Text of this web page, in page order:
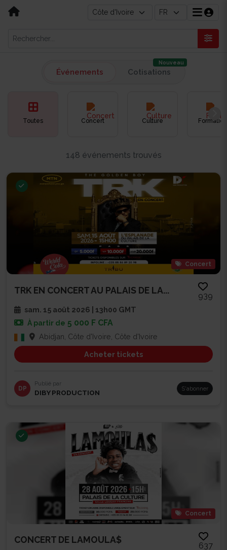
Événements Cotisations
Nouveau
Toutes Concert Culture Formation
148 événements trouvés
Concert
TRK EN CONCERT AU PALAIS DE LA...
939
sam. 15 août 2026 | 13h00 GMT
À partir de 5 000 F CFA
Abidjan, Côte d'Ivoire, Côte d'Ivoire
Acheter tickets
DP
Publié par
DIBY PRODUCTION S'abonner
Concert
CONCERT DE LAMOULA$
637